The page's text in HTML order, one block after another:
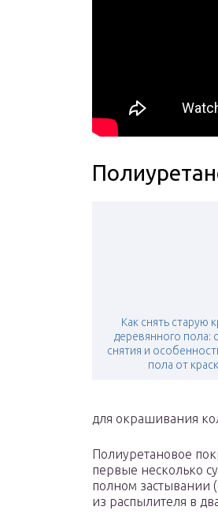
Как снять старую
деревянного пола:
снятия и
пола от
для окрашивания
Полиуретановое
первые несколько
полном застывании
из распылителя в